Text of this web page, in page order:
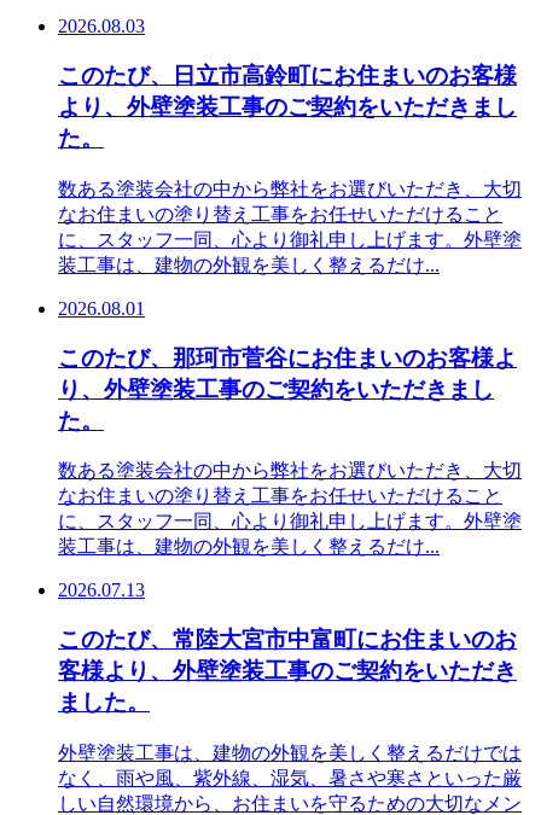
2026.08.03
このたび、日立市高鈴町にお住まいのお客様
より、外壁塗装工事のご契約をいただきまし
た。
数ある塗装会社の中から弊社をお選びいただき、大切
なお住まいの塗り替え工事をお任せいただけること
に、スタッフ一同、心より御礼申し上げます。外壁塗
装工事は、建物の外観を美しく整えるだけ...
2026.08.01
このたび、那珂市菅谷にお住まいのお客様よ
り、外壁塗装工事のご契約をいただきまし
た。
数ある塗装会社の中から弊社をお選びいただき、大切
なお住まいの塗り替え工事をお任せいただけること
に、スタッフ一同、心より御礼申し上げます。外壁塗
装工事は、建物の外観を美しく整えるだけ...
2026.07.13
このたび、常陸大宮市中富町にお住まいのお
客様より、外壁塗装工事のご契約をいただき
ました。
外壁塗装工事は、建物の外観を美しく整えるだけでは
なく、雨や風、紫外線、湿気、暑さや寒さといった厳
しい自然環境から、お住まいを守るための大切なメン